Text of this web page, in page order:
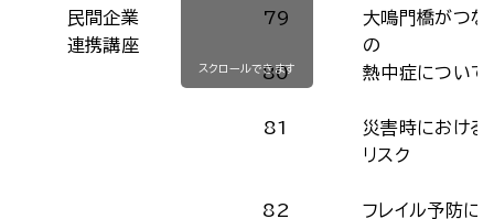
民間企業
連携講座
79
大鳴門橋がつな
の
80
熱中症について
81
災害時における
リスク
82 フレイル予防に
スクロールできます